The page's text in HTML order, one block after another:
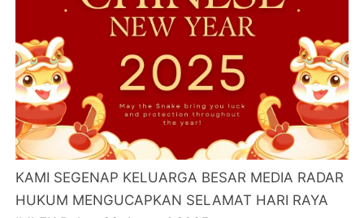
KAMI SEGENAP KELUARGA BESAR MEDIA RADAR
HUKUM MENGUCAPKAN SELAMAT HARI RAYA